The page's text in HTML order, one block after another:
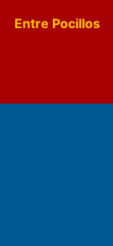
Entre Pocillos